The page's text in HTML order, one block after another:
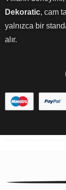
Dekoratic, cam
yalnızca bir
alır.